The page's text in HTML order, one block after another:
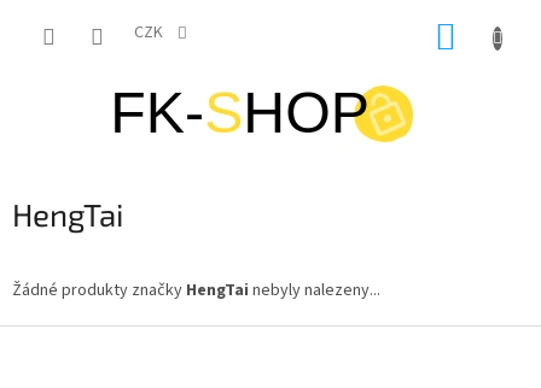
CZK
HengTai
Žádné produkty značky HengTai nebyly nalezeny...